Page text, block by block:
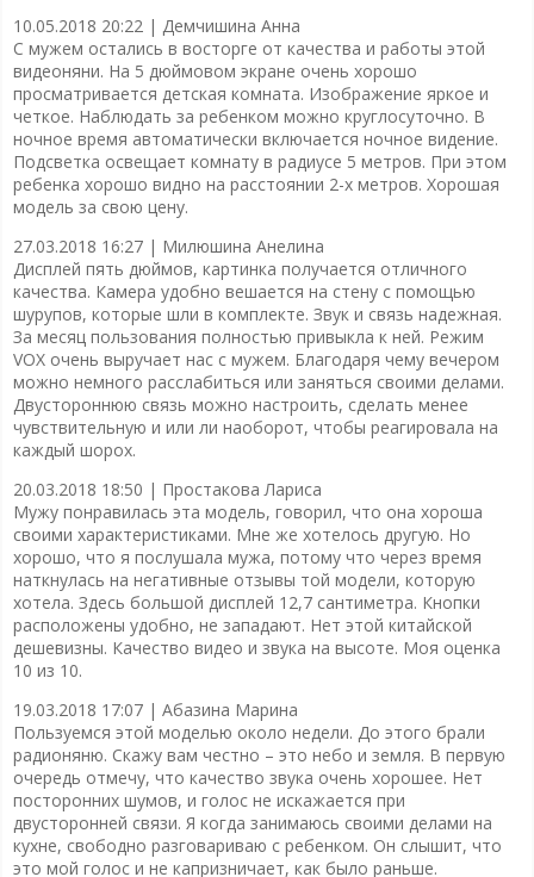
10.05.2018 20:22 | Демчишина Анна
С мужем остались в восторге от качества и работы этой
видеоняни. На 5 дюймовом экране очень хорошо
просматривается детская комната. Изображение яркое и
четкое. Наблюдать за ребенком можно круглосуточно. В
ночное время автоматически включается ночное видение.
Подсветка освещает комнату в радиусе 5 метров. При этом
ребенка хорошо видно на расстоянии 2-х метров. Хорошая
модель за свою цену.
27.03.2018 16:27 | Милюшина Анелина
Дисплей пять дюймов, картинка получается отличного
качества. Камера удобно вешается на стену с помощью
шурупов, которые шли в комплекте. Звук и связь надежная.
За месяц пользования полностью привыкла к ней. Режим
VOX очень выручает нас с мужем. Благодаря чему вечером
можно немного расслабиться или заняться своими делами.
Двустороннюю связь можно настроить, сделать менее
чувствительную и или ли наоборот, чтобы реагировала на
каждый шорох.
20.03.2018 18:50 | Простакова Лариса
Мужу понравилась эта модель, говорил, что она хороша
своими характеристиками. Мне же хотелось другую. Но
хорошо, что я послушала мужа, потому что через время
наткнулась на негативные отзывы той модели, которую
хотела. Здесь большой дисплей 12,7 сантиметра. Кнопки
расположены удобно, не западают. Нет этой китайской
дешевизны. Качество видео и звука на высоте. Моя оценка
10 из 10.
19.03.2018 17:07 | Абазина Марина
Пользуемся этой моделью около недели. До этого брали
радионяню. Скажу вам честно – это небо и земля. В первую
очередь отмечу, что качество звука очень хорошее. Нет
посторонних шумов, и голос не искажается при
двусторонней связи. Я когда занимаюсь своими делами на
кухне, свободно разговариваю с ребенком. Он слышит, что
это мой голос и не капризничает, как было раньше.